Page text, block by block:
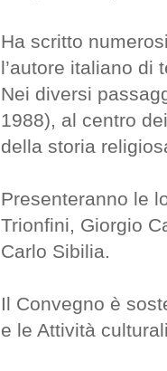
Ha scritto
l’autore italiano di
Nei diversi
1988), al centro
della storia
Presenteranno le
Trionfini, Giorgio
Carlo Sibilia.
Il Convegno è
e le Attività